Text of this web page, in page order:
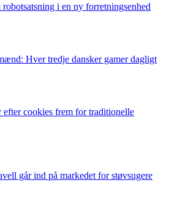
robotsatsning i en ny forretningsenhed
Hver tredje dansker gamer dagligt
cookies frem for traditionelle
går ind på markedet for støvsugere